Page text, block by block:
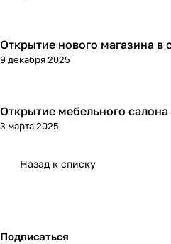
Открытие нового магазина в
9 декабря 2025
Открытие мебельного
3 марта 2025
Назад к списку
Подписаться